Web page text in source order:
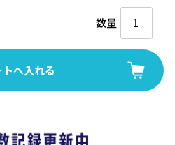
数量